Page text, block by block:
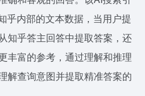
乎内部的文本数据，当用户提
知乎答主回答中提取答案，还
丰富的参考，通过理解和推理
解查询意图并提取精准答案的